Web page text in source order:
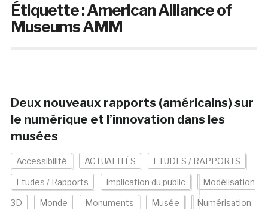
Étiquette :American Alliance of
Museums AMM
Deux nouveaux rapports (américains) sur
le numérique et l’innovation dans les
musées
Accessibilité ACTUALITÉS ETUDES / RAPPORTS
Etudes / Rapports Implication du public Modélisation
3D Monde Monuments Musée Numérisation